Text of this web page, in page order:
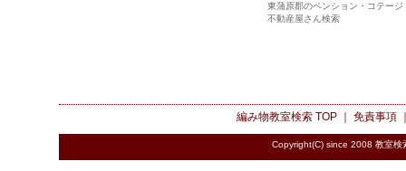
東蒲原郡のペンション・コテージ
不動産屋さん検索
編み物教室検索TOP ｜ 免責事項
Copyright(C) since 2008 教室検